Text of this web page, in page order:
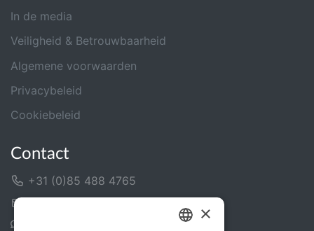
In de media
Veiligheid & Betrouwbaarheid
Algemene voorwaarden
Privacybeleid
Cookiebeleid
Contact
+31 (0)85 488 4765
×